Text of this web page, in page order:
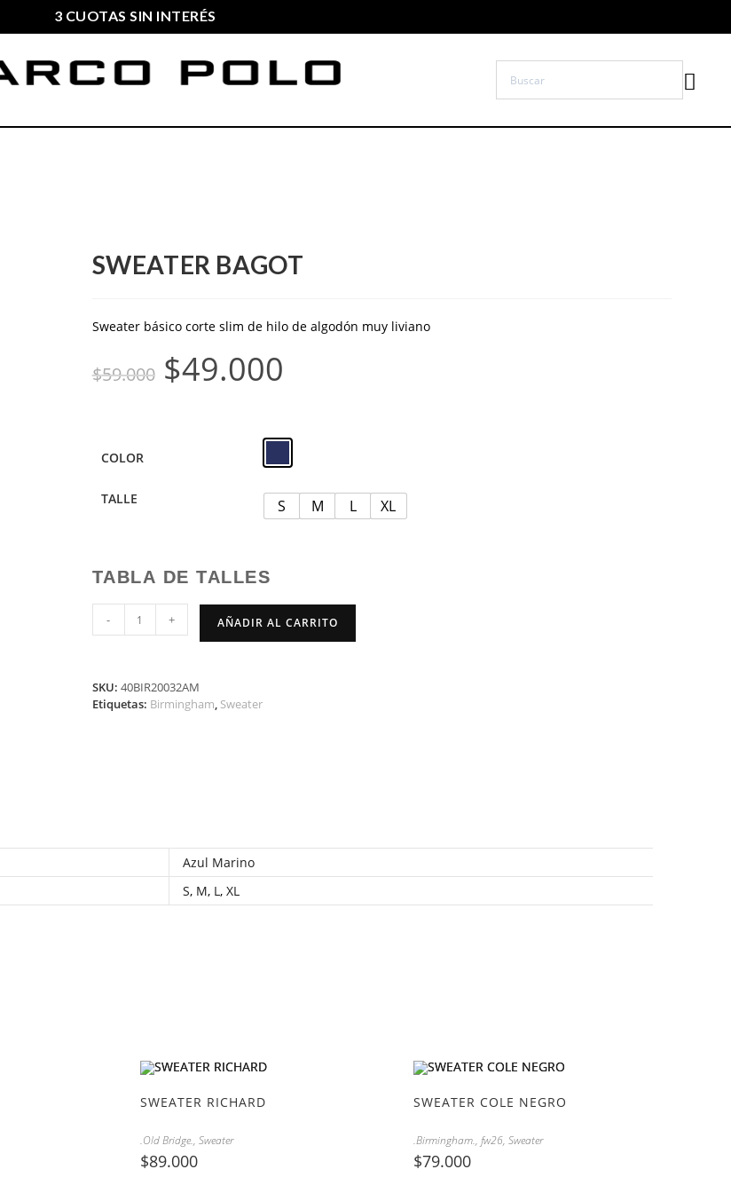
3 CUOTAS SIN INTERÉS
ENVIOS GRATIS A PARTIR DE $169.000
SWEATER BAGOT
Sweater básico corte slim de hilo de algodón muy liviano
$59.000 $49.000
COLOR
TALLE S M L XL
TABLA DE TALLES
- + AÑADIR AL CARRITO
SKU: 40BIR20032AM
Etiquetas: Birmingham, Sweater
Azul Marino
S, M, L,XL
SWEATER RICHARD
.Old Bridge.,Sweater
$89.000
SWEATER COLE NEGRO
.Birmingham., fw26, Sweater
$79.000